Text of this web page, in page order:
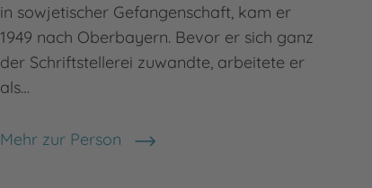
in sowjetischer Gefangenschaft, kam er
1949 nach Oberbayern. Bevor er sich ganz
der Schriftstellerei zuwandte, arbeitete er
als…
Mehr zur Person
Otfried Preußler